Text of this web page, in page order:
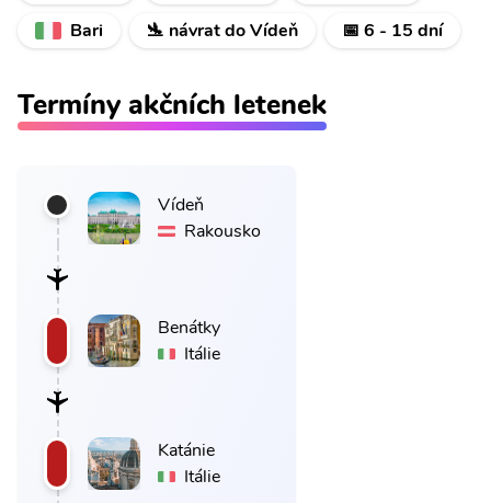
Bari
🛬 návrat do Vídeň 📅 6 - 15 dní
Termíny akčních letenek
Vídeň
Rakousko
Benátky
Itálie
Katánie
Itálie